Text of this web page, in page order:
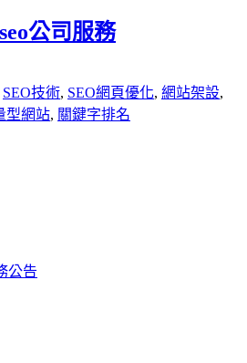
公司服務
SEO技術, SEO網頁優化, 網站架設,
型網站, 關鍵字排名
公告